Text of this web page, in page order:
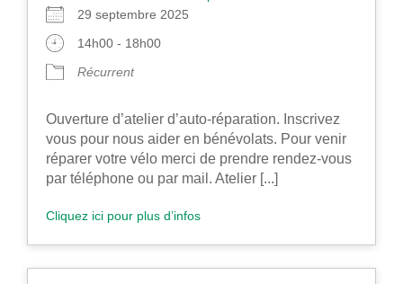
29 septembre 2025
14h00 - 18h00
Récurrent
Ouverture d’atelier d’auto-réparation. Inscrivez
vous pour nous aider en bénévolats. Pour venir
réparer votre vélo merci de prendre rendez-vous
par téléphone ou par mail. Atelier [...]
Cliquez ici pour plus d’infos